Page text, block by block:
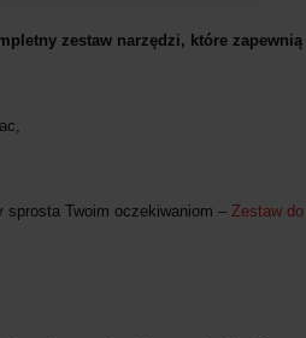
zestaw narzędzi, które
sprosta Twoim oczekiwaniom – Zestaw